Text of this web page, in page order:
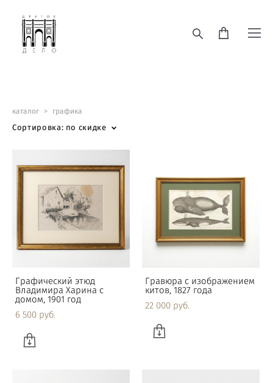
каталог > графика
Сортировка: по скидке
Графический этюд
Владимира Харина с
домом, 1901 год
6 500 pуб.
Гравюра с изображением
китов, 1827 года
22 000 pуб.